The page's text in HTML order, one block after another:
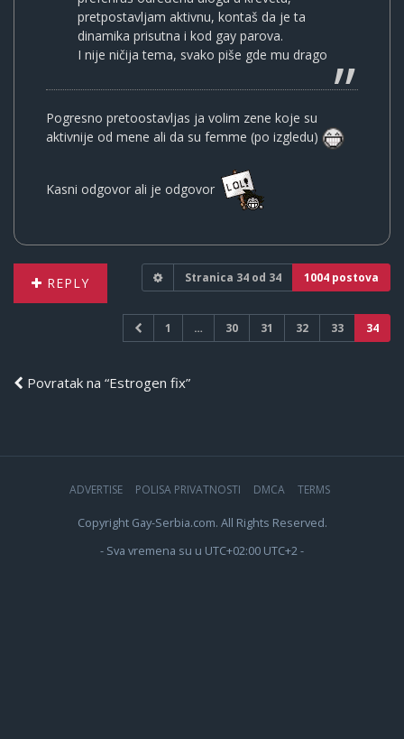
pretpostavljam aktivnu, kontaš da je ta
dinamika prisutna i kod gay parova.
I nije ničija tema, svako piše gde mu drago
Pogresno pretoostavljas ja volim zene koje su
aktivnije od mene ali da su femme (po izgledu)
Kasni odgovor ali je odgovor
REPLY Stranica 34 od 34 1004 postova
1 … 30 31 32 33 34
Povratak na “Estrogen fix”
ADVERTISE POLISA PRIVATNOSTI DMCA TERMS
Copyright Gay-Serbia.com. All Rights Reserved.
- Sva vremena su u UTC+02:00 UTC+2 -